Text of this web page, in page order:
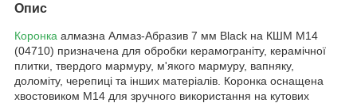
Опис
Коронка алмазна Алмаз-Абразив 7 мм Black на КШМ M14
(04710) призначена для обробки керамограніту, керамічної
плитки, твердого мармуру, м'якого мармуру, вапняку,
доломіту, черепиці та інших матеріалів. Коронка оснащена
хвостовиком M14 для зручного використання на кутових